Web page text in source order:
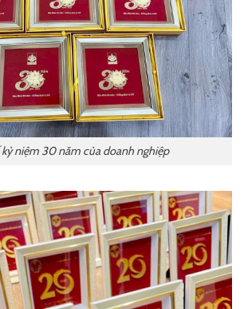
kỷ niệm 30 năm của doanh nghiệp